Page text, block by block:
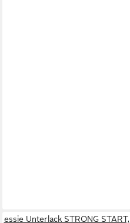
essie Unterlack STRONG START,